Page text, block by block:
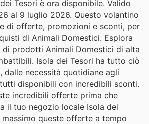
Tesori è ora disponibile. Valido
al 9 luglio 2026. Questo volantino
di offerte, promozioni e sconti, per
di Animali Domestici. Esplora
di prodotti Animali Domestici di alta
Isola dei Tesori ha tutto ciò
dalle necessità quotidiane agli
disponibili con incredibili sconti.
incredibili offerte prima che
il tuo negozio locale Isola dei
queste offerte a tempo